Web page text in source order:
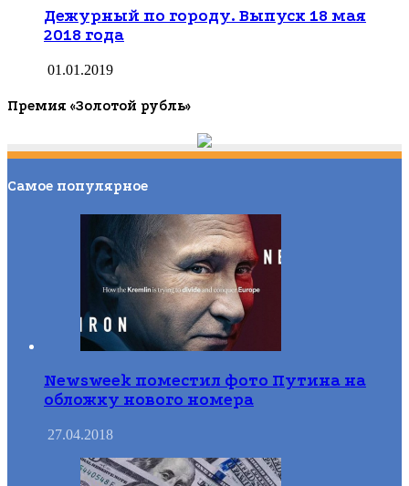
Дежурный по городу. Выпуск 18 мая
2018 года
01.01.2019
Премия «Золотой рубль»
Самое популярное
Newsweek поместил фото Путина на
обложку нового номера
27.04.2018